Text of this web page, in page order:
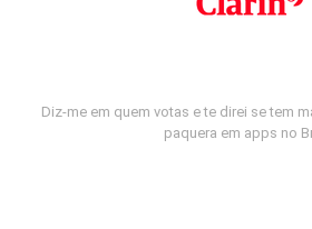
Diz-me em quem votas e te direi se tem
paquera em apps no